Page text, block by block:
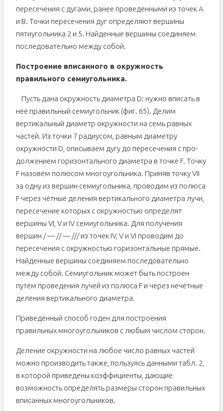
пересечения с дугами, ранее проведён­ными из точек А
и В. Точки пересечения дуг определяют вершины
пятиугольника 2 и 5. Найденные вершины соединяем
последовательно между собой.
Построение вписанного в окружность
правильного семиугольника.
Пусть дана окружность диаметра D; нужно вписать в
неё правильный семиугольник (фиг. 65). Делим
вертикальный диаметр окружности на семь равных
частей. Из точки 7 радиу­сом, равным диаметру
окружности D, описываем дугу до пересечения с про­
должением горизонтального диаметра в точке F. Точку
F назовём полюсом многоугольника. Приняв точку VII
за одну из вершин семиугольника, прово­дим из полюса
F через чётные деления вертикального диаметра лучи,
пересече­ние которых с окружностью определят
вершины VI, V и IV семиугольника. Для получения
вершин / — // — /// из точек IV, V и VI проводим до
пересечения с окружностью горизонтальные прямые.
Найденные вершины соединяем после­довательно
между собой. Семиугольник может быть построен
путём проведе­ния лучей из полюса F и через нечётные
деления вертикального диаметра.
Приведённый способ годен для построения
правильных многоуголь­ников с любым числом сторон.
Деление окружности на любое число равных частей
можно произ­водить также, пользуясь данными табл. 2,
в которой приведены коэф­фициенты, дающие
возможность определять размеры сторон правильных
вписанных многоугольников.